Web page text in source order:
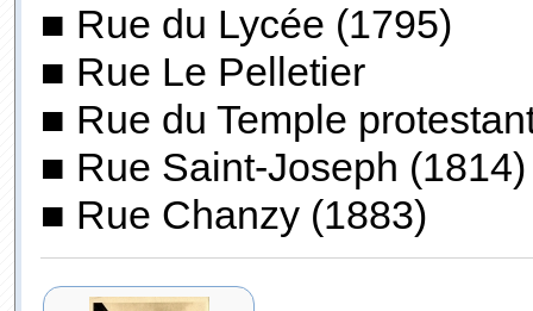
■ Rue du Lycée (1795)
■ Rue Le Pelletier
■ Rue du Temple
■ Rue Saint-Joseph (1814)
■ Rue Chanzy (1883)